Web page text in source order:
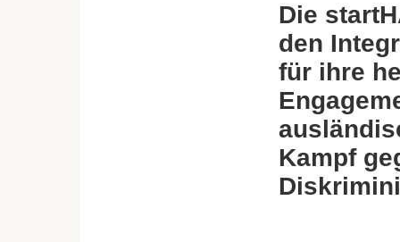
Die
den
für ihre
Kampf